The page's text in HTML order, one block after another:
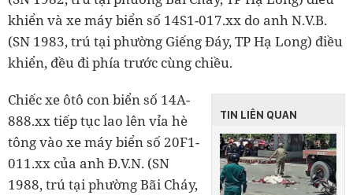
khiển và xe máy biển số 14S1-017.xx do anh N.V.B.
(SN 1983, trú tại phường Giếng Đáy, TP Hạ Long) điều
khiển, đều đi phía trước cùng chiều.
TIN LIÊN QUAN
Chiếc xe ôtô con biển số 14A-
888.xx tiếp tục lao lên vỉa hè
tông vào xe máy biển số 20F1-
011.xx của anh Đ.V.N. (SN
1988, trú tại phường Bãi Cháy,